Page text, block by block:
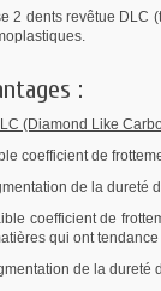
2 dents revêtue DLC
:
(Diamond Like
coefficient de
de la dureté
coefficient de
qui ont
de la dureté